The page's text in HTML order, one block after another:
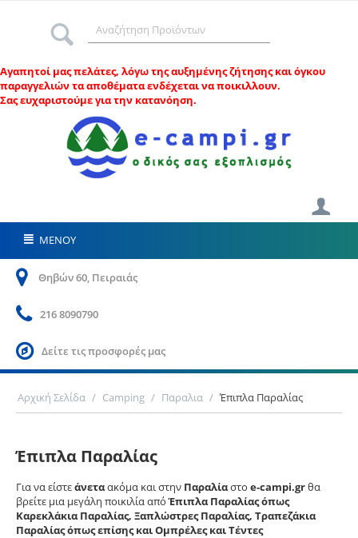
Αγαπητοί μας πελάτες, λόγω της αυξημένης ζήτησης και όγκου
παραγγελιών τα αποθέματα ενδέχεται να ποικιλλουν.
Σας ευχαριστούμε για την κατανόηση.
ΜΕΝΟΥ
Θηβών 60, Πειραιάς
216 8090790
Δείτε τις προσφορές μας
Αρχική Σελίδα / Camping / Παραλια / Έπιπλα Παραλίας
Έπιπλα Παραλίας
Για να είστεάνεταακόμα και στην Παραλίαστο e-campi.grθα
βρείτε μια μεγάλη ποικιλία απόΈπιπλα Παραλίας όπως
Καρεκλάκια Παραλίας, Ξαπλώστρες Παραλίας, Τραπεζάκια
Παραλίας όπως επίσης και Ομπρέλες και Τέντες